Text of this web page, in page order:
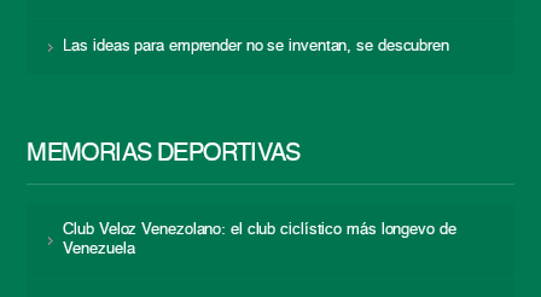
Las ideas para emprender no se inventan, se descubren
MEMORIAS DEPORTIVAS
Club Veloz Venezolano: el club ciclístico más longevo de
Venezuela